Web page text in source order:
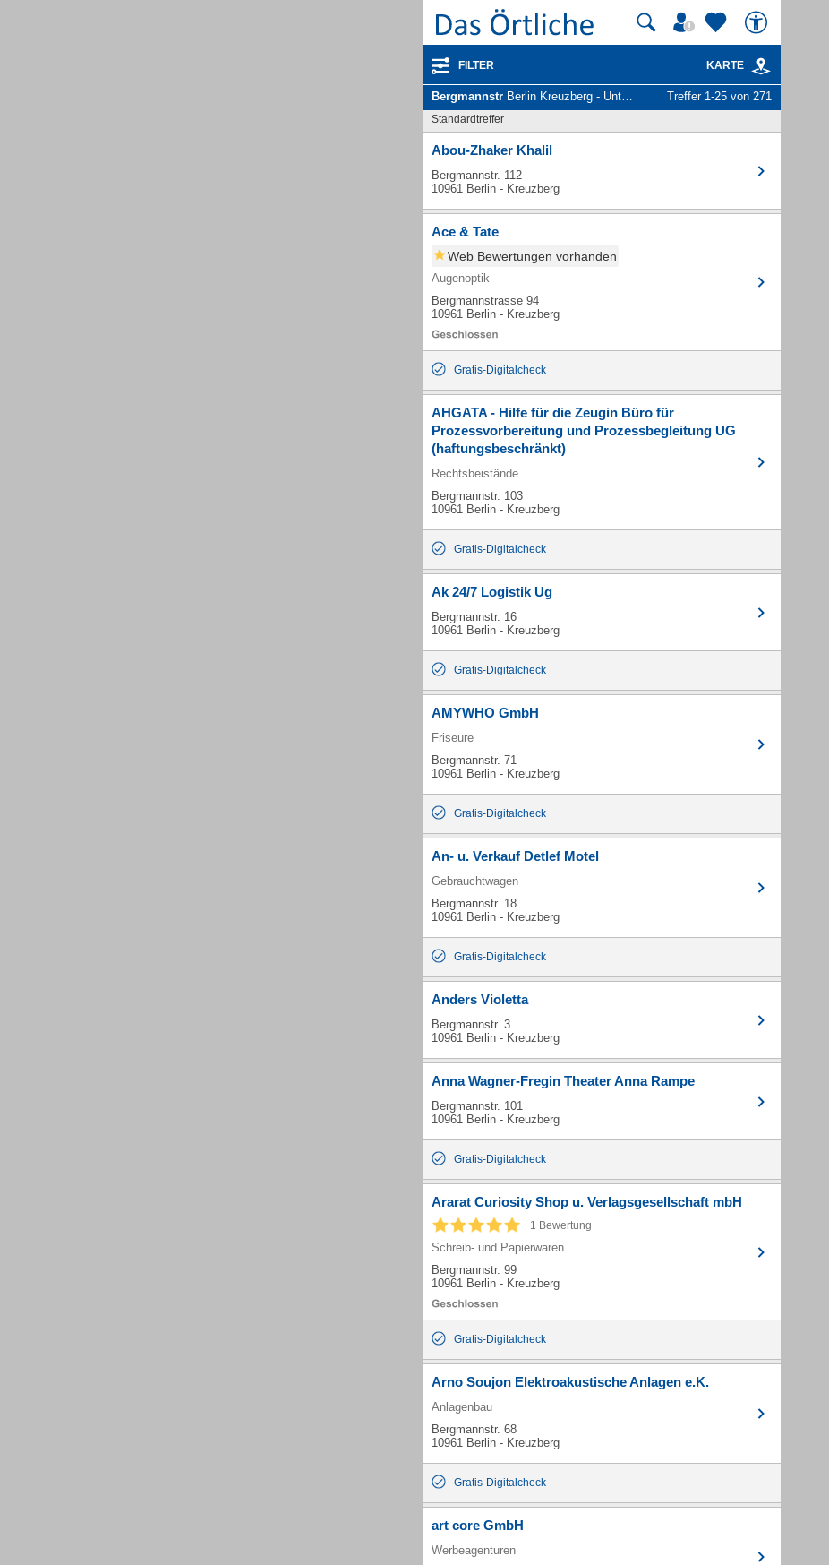
FILTER KARTE
Bergmannstr Berlin Kreuzberg - Unternehmen und Personen Treffer 1-25 von 271
Standardtreffer
Abou-Zhaker Khalil
Bergmannstr. 112
10961 Berlin - Kreuzberg
Ace & Tate
Web Bewertungen vorhanden
Augenoptik
Bergmannstrasse 94
10961 Berlin - Kreuzberg
Gratis-Digitalcheck
AHGATA - Hilfe für die Zeugin Büro für
Prozessvorbereitung und Prozessbegleitung UG
(haftungsbeschränkt)
Rechtsbeistände
Bergmannstr. 103
10961 Berlin - Kreuzberg
Gratis-Digitalcheck
Ak 24/7 Logistik Ug
Bergmannstr. 16
10961 Berlin - Kreuzberg
Gratis-Digitalcheck
AMYWHO GmbH
Friseure
Bergmannstr. 71
10961 Berlin - Kreuzberg
Gratis-Digitalcheck
An- u. Verkauf Detlef Motel
Gebrauchtwagen
Bergmannstr. 18
10961 Berlin - Kreuzberg
Gratis-Digitalcheck
Anders Violetta
Bergmannstr. 3
10961 Berlin - Kreuzberg
Anna Wagner-Fregin Theater Anna Rampe
Bergmannstr. 101
10961 Berlin - Kreuzberg
Gratis-Digitalcheck
Ararat Curiosity Shop u. Verlagsgesellschaft mbH
1 Bewertung
Schreib- und Papierwaren
Bergmannstr. 99
10961 Berlin - Kreuzberg
Gratis-Digitalcheck
Arno Soujon Elektroakustische Anlagen e.K.
Anlagenbau
Bergmannstr. 68
10961 Berlin - Kreuzberg
Gratis-Digitalcheck
art core GmbH
Werbeagenturen